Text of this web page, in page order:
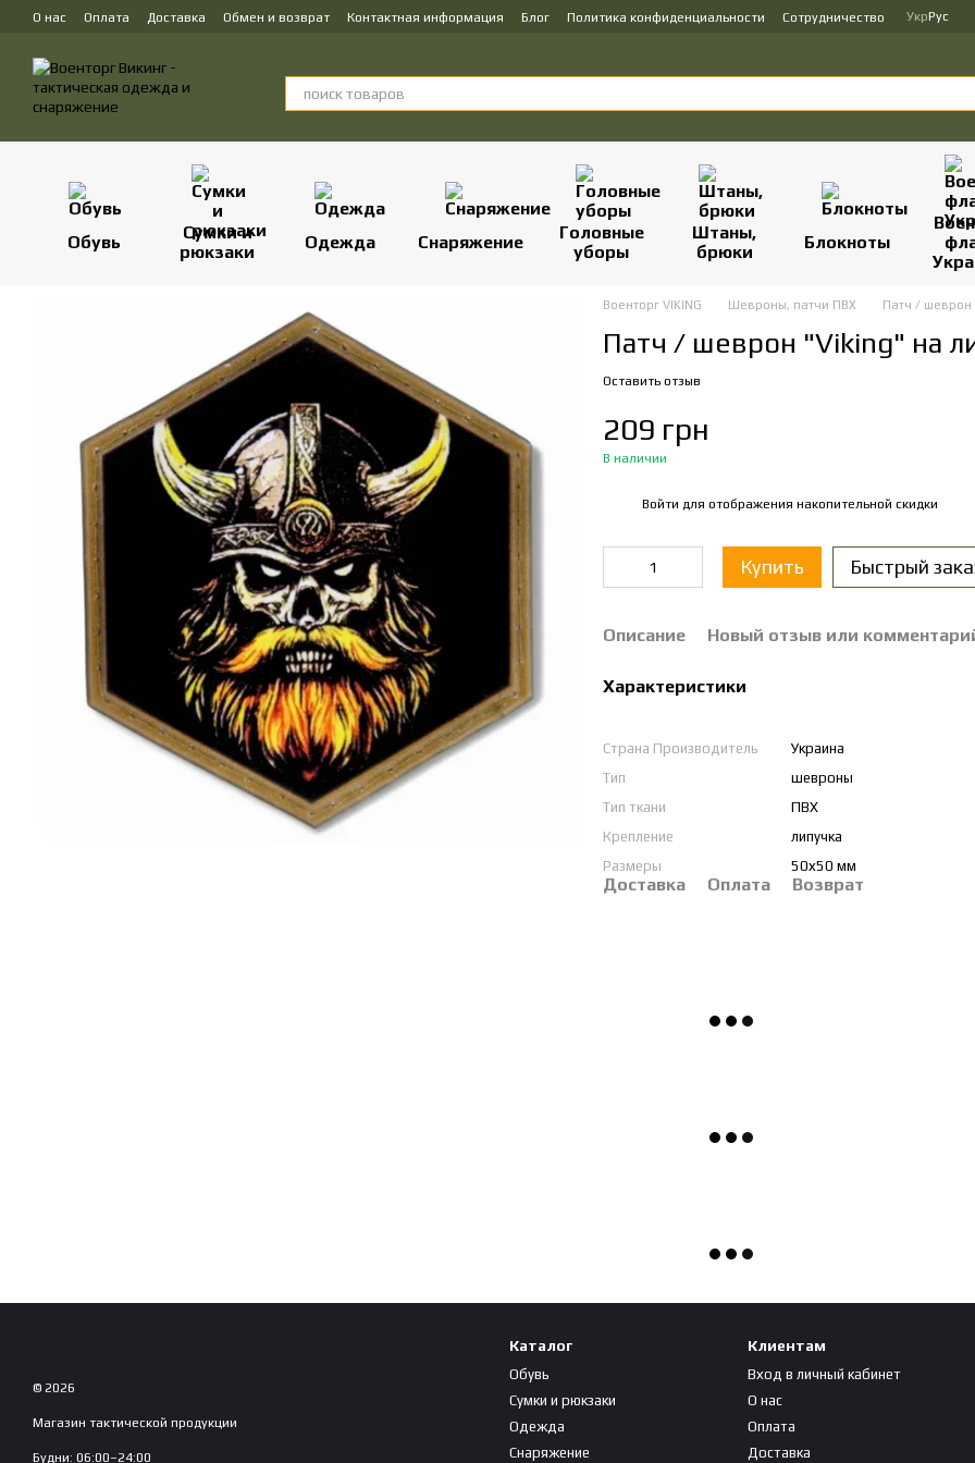
Перейти к основному контенту
О нас Оплата Доставка Обмен и возврат Контактная информация Блог Политика конфиденциальности Сотрудничество УкрРус
Обувь
Сумки и
рюкзаки
Одежда Снаряжение
Головные
уборы
Штаны,
брюки
Блокноты
Военторг VIKING Шевроны, патчи ПВХ Патч / шеврон
Патч / шеврон "Viking" на
Оставить отзыв
209 грн
В наличии
Войти для отображения накопительной скидки
Купить Быстрый
Описание Новый отзыв или
Характеристики
Страна Производитель
Украина
Тип
шевроны
Тип ткани
ПВХ
Крепление
липучка
Размеры
50х50 мм
Доставка Оплата Возврат
© 2026
Магазин тактической продукции
Будни: 06:00–24:00
Каталог
Обувь
Сумки и рюкзаки
Одежда
Снаряжение
Клиентам
Вход в личный кабинет
О нас
Оплата
Доставка